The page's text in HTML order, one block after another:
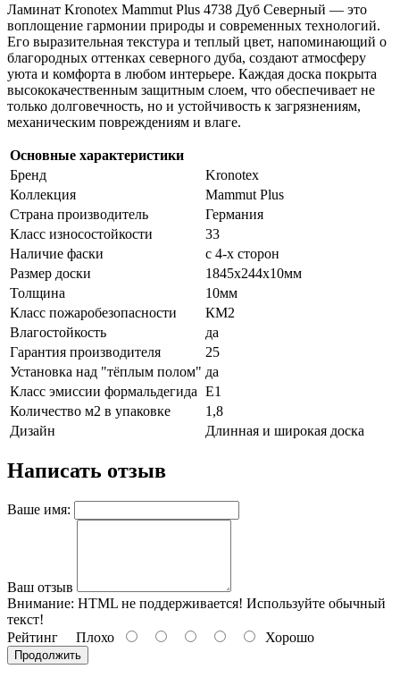
Ламинат Kronotex Mammut Plus 4738 Дуб Северный — это
воплощение гармонии природы и современных технологий.
Его выразительная текстура и теплый цвет, напоминающий о
благородных оттенках северного дуба, создают атмосферу
уюта и комфорта в любом интерьере. Каждая доска покрыта
высококачественным защитным слоем, что обеспечивает не
только долговечность, но и устойчивость к загрязнениям,
механическим повреждениям и влаге.
Основные характеристики
Бренд
Kronotex
Коллекция
Mammut Plus
Страна производитель
Германия
Класс износостойкости
33
Наличие фаски
с 4-х сторон
Размер доски
1845х244х10мм
Толщина
10мм
Класс пожаробезопасности
КМ2
Влагостойкость
да
Гарантия производителя
25
Установка над "тёплым полом" да
Класс эмиссии формальдегида Е1
Количество м2 в упаковке
1,8
Дизайн
Длинная и широкая доска
Написать отзыв
Ваше имя:
Ваш отзыв
Внимание: HTML не поддерживается! Используйте обычный
текст!
Рейтинг Плохо Хорошо
Продолжить